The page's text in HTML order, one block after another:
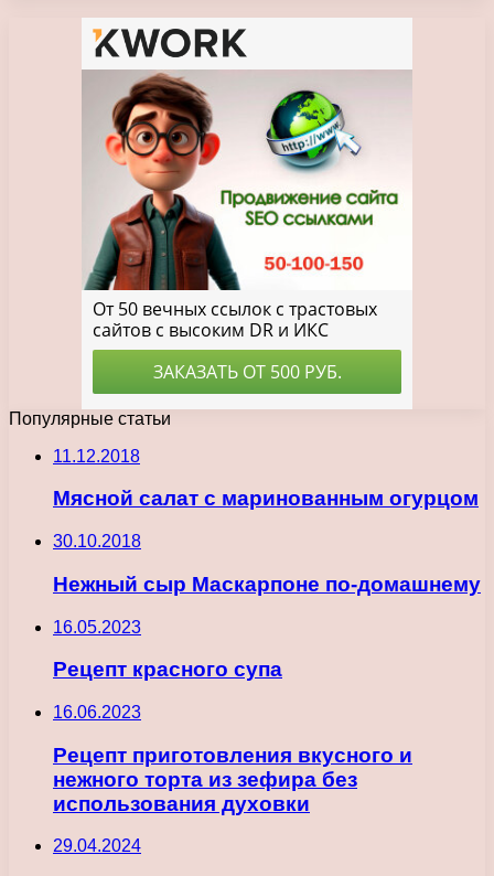
Популярные статьи
11.12.2018
Мясной салат с маринованным огурцом
30.10.2018
Нежный сыр Маскарпоне по-домашнему
16.05.2023
Рецепт красного супа
16.06.2023
Рецепт приготовления вкусного и
нежного торта из зефира без
использования духовки
29.04.2024